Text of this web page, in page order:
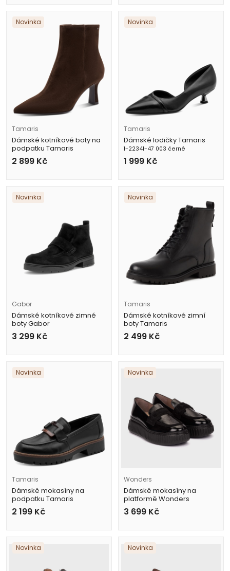
Novinka
Tamaris
Dámské kotníkové boty na
podpatku Tamaris
1-25358-45 304 hnědé
2 899 Kč
Novinka
Tamaris
Dámské lodičky Tamaris
1-22341-47 003 černé
1 999 Kč
Novinka
Gabor
Dámské kotníkové zimné
boty Gabor
8007.01.005 černé
3 299 Kč
Novinka
Tamaris
Dámské kotníkové zimní
boty Tamaris
1-25402-43 001 černé
2 499 Kč
Novinka
Tamaris
Dámské mokasíny na
podpatku Tamaris
1-24722-43 003 černé
2 199 Kč
Novinka
Wonders
Dámské mokasíny na
platformě Wonders
A-5203 černé
3 699 Kč
Novinka Novinka